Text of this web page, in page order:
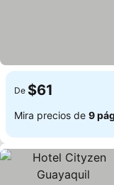
De $61
Mira precios de 9